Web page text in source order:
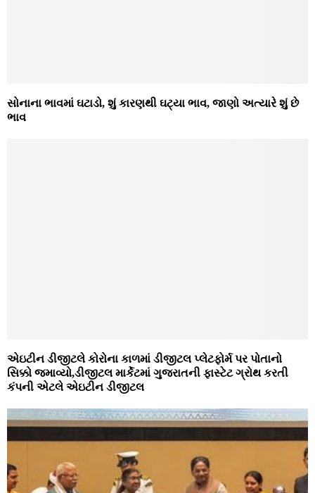
સોનાના ભાવમાં ઘટાડો, શું કારણથી ઘટ્યા ભાવ, જાણો અત્યારે શું છે
ભાવ
એઇટીન ડીજીટલે કોરોના કાળમાં ડીજીટલ પ્લેટફોર્મ પર પોતાનો
સિક્કો જમાવ્યો,ડીજીટલ માર્કેટમાં ગુજરાતની ફાસ્ટેટ ગ્રોથ કરતી
કંપની એટલે એઇટીન ડીજીટલ